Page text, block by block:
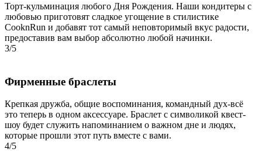
Торт-кульминация любого Дня Рождения. Наши кондитеры с
любовью приготовят сладкое угощение в стилистике
CooknRun и добавят тот самый неповторимый вкус радости,
предоставив вам выбор абсолютно любой начинки.
3/5
Фирменные браслеты
Крепкая дружба, общие воспоминания, командный дух-всё
это теперь в одном аксессуаре. Браслет с символикой квест-
шоу будет служить напоминанием о важном дне и людях,
которые прошли этот путь вместе с вами.
4/5